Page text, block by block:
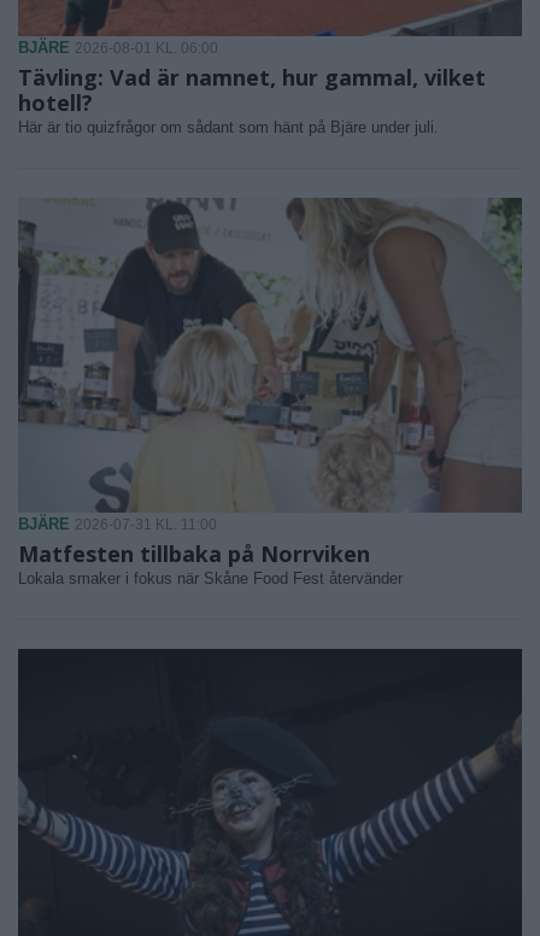
BJÄRE 2026-08-01 KL. 06:00
Tävling: Vad är namnet, hur gammal, vilket
hotell?
Här är tio quizfrågor om sådant som hänt på Bjäre under juli.
BJÄRE 2026-07-31 KL. 11:00
Matfesten tillbaka på Norrviken
Lokala smaker i fokus när Skåne Food Fest återvänder